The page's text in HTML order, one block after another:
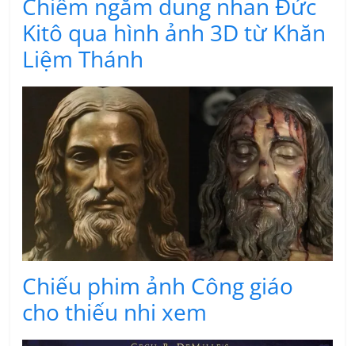
Chiêm ngắm dung nhan Đức
Kitô qua hình ảnh 3D từ Khăn
Liệm Thánh
Chiếu phim ảnh Công giáo
cho thiếu nhi xem